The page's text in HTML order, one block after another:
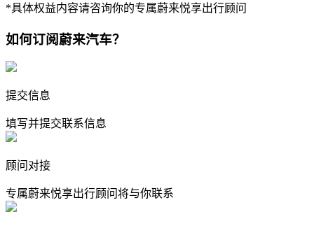
*具体权益内容请咨询你的专属蔚来悦享出行顾问
如何订阅蔚来汽车？
提交信息
填写并提交联系信息
顾问对接
专属蔚来悦享出行顾问将与你联系